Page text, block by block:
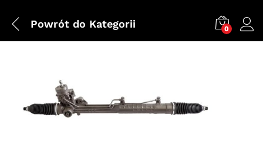
Powrót do Kategorii 0